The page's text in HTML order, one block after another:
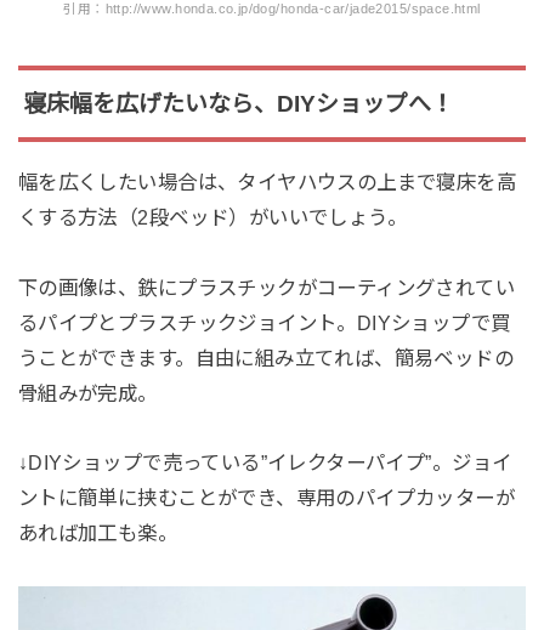
引用：http://www.honda.co.jp/dog/honda-car/jade2015/space.html
寝床幅を広げたいなら、DIYショップへ！
幅を広くしたい場合は、タイヤハウスの上まで寝床を高
くする方法（2段ベッド）がいいでしょう。
下の画像は、鉄にプラスチックがコーティングされてい
るパイプとプラスチックジョイント。DIYショップで買
うことができます。自由に組み立てれば、簡易ベッドの
骨組みが完成。
↓DIYショップで売っている”イレクターパイプ”。ジョイ
ントに簡単に挟むことができ、専用のパイプカッターが
あれば加工も楽。